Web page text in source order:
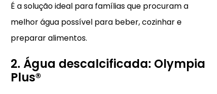
É a solução ideal para famílias que procuram a
melhor água possível para beber, cozinhar e
preparar alimentos.
2. Água descalcificada: Olympia
Plus®